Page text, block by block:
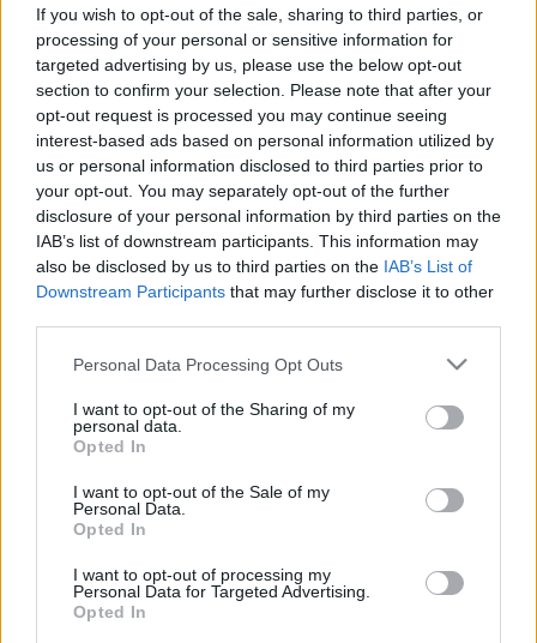
If you wish to opt-out of the sale, sharing to third parties, or
processing of your personal or sensitive information for
targeted advertising by us, please use the below opt-out
section to confirm your selection. Please note that after your
opt-out request is processed you may continue seeing
interest-based ads based on personal information utilized by
us or personal information disclosed to third parties prior to
your opt-out. You may separately opt-out of the further
disclosure of your personal information by third parties on the
IAB’s list of downstream participants. This information may
also be disclosed by us to third parties on the IAB’s List of
Downstream Participants that may further disclose it to other
Please note that this website/app uses one or more Google
not limited to your visit or usage behaviour. You may click to
grant or deny consent to Google and its third-party tags to
use your data for below specified purposes in below Google
consent section.
Personal Data Processing Opt Outs
I want to opt-out of the Sharing of my
personal data.
Opted In
I want to opt-out of the Sale of my
Personal Data.
Opted In
I want to opt-out of processing my
Personal Data for Targeted Advertising.
Opted In
agyat
Demencia ellen táplálkozással: a
neurológusok elárulták, melyik az
a 3 étel, ami segít megvédeni az
idős agyat